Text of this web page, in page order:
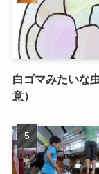
白ゴマみたいな
意）